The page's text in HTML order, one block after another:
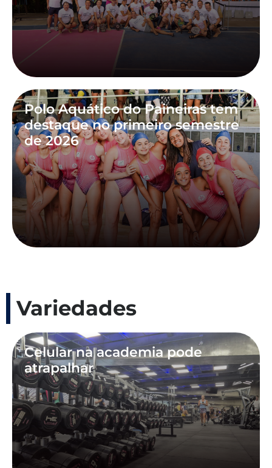
Polo Aquático do Paineiras tem
destaque no primeiro semestre
de 2026
Variedades
Celular na academia pode
atrapalhar